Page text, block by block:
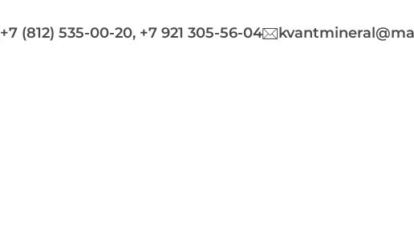
+7 (812) 535-00-20, +7 921 305-56-04